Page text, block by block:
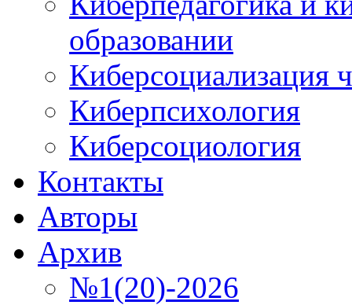
образовании
Киберсоциализация
Киберпсихология
Киберсоциология
Контакты
Авторы
Архив
№1(20)-2026